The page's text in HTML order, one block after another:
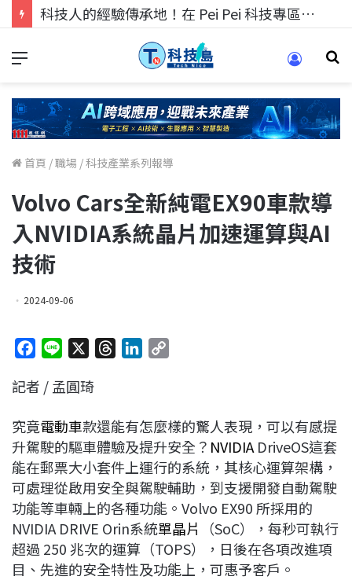
科技人的經驗傳承地！在 Pei Pei 科技專區，與學弟妹交流最硬核的技術
首頁 /職場 /科技產業系列報導
Volvo Cars全新純電EX90車款導
入NVIDIA系統晶片加速運算與AI
技術
2024-09-06
c
b
o
o
k
n
a
d
s
e
d
I
n
L
i
n
k
記者 / 孟圓琦
究竟電動車款還能有怎麼樣的驚人表現，可以有感提
升駕駛的驅車體驗及提升安全？ NVIDIA DriveOS這套
能在郵票大小套件上運行的系統，其核心運算架構，
可處理從啟用安全與駕駛輔助，到支援開發自動駕駛
功能等車輛上的各種功能。Volvo EX90 所採用的
NVIDIA DRIVE Orin系統單晶片
（SoC），每秒可執行
超過 250 兆次的運算（TOPS），日後在各項改進項
目、先進的安全特性及功能上，可惠予客戶。